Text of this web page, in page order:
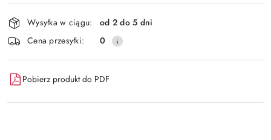
Wyślij
Dostępność
i
dostawa
Wysyłka w ciągu:
od 2 do 5 dni
Cena przesyłki:
0
Pobierz produkt do PDF